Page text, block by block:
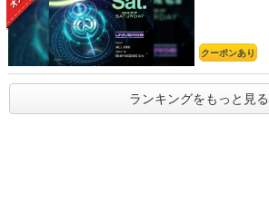
クーポンあり
ランキングをもっと見る